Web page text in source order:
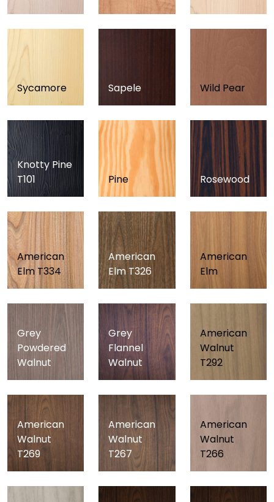
Sycamore Sapele Wild Pear
Knotty Pine
T101
Pine Rosewood
American
Elm T334
American
Elm T326
American
Elm
Grey
Powdered
Walnut
Grey
Flannel
Walnut
American
Walnut
T292
American
Walnut
T269
American
Walnut
T267
American
Walnut
T266